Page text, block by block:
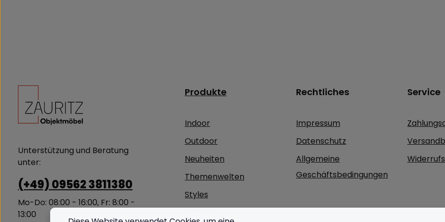
Unterstützung und Beratung
unter:
(+49) 09562 3811380
Mo-Do: 08:00 - 16:00, Fr: 8:00 -
13:00
Produkte
Indoor
Outdoor
Neuheiten
Themenwelten
Styles
Rechtliches
Impressum
Datenschutz
Allgemeine
Geschäftsbedingungen
Service